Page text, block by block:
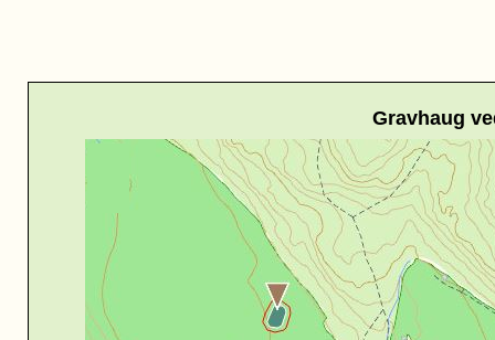
Gravhaug